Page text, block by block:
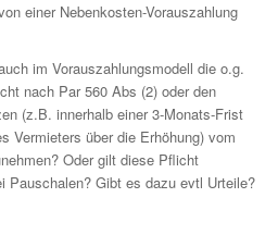
einer Nebenkosten-Vorauszahlung
im Vorauszahlungsmodell die o.g.
nach Par 560 Abs (2) oder den
(z.B. innerhalb einer 3-Monats-Frist
Vermieters über die Erhöhung) vom
Oder gilt diese Pflicht
Pauschalen? Gibt es dazu evtl Urteile?